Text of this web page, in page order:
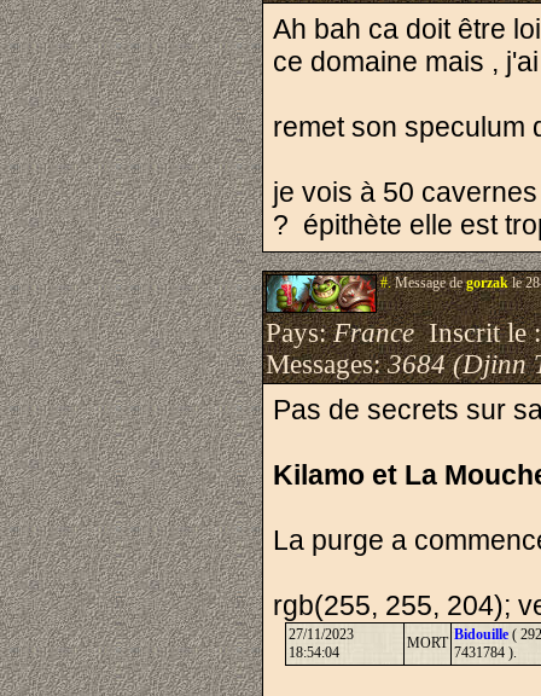
Ah bah ca doit être
ce domaine mais ,
remet son speculum
je vois à 50
? épithète elle est
#.Message degorzakle
Pays:FranceInscrit le
Messages:3684 (Djinn
Pas de secrets sur
Kilamo et La
La purge a
rgb(255, 255, 204);
27/11/2023
18:54:04
MORT Bidouille (
7431784 ).